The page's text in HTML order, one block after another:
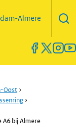
Almere
Oost ›
›
A6 bij Almere